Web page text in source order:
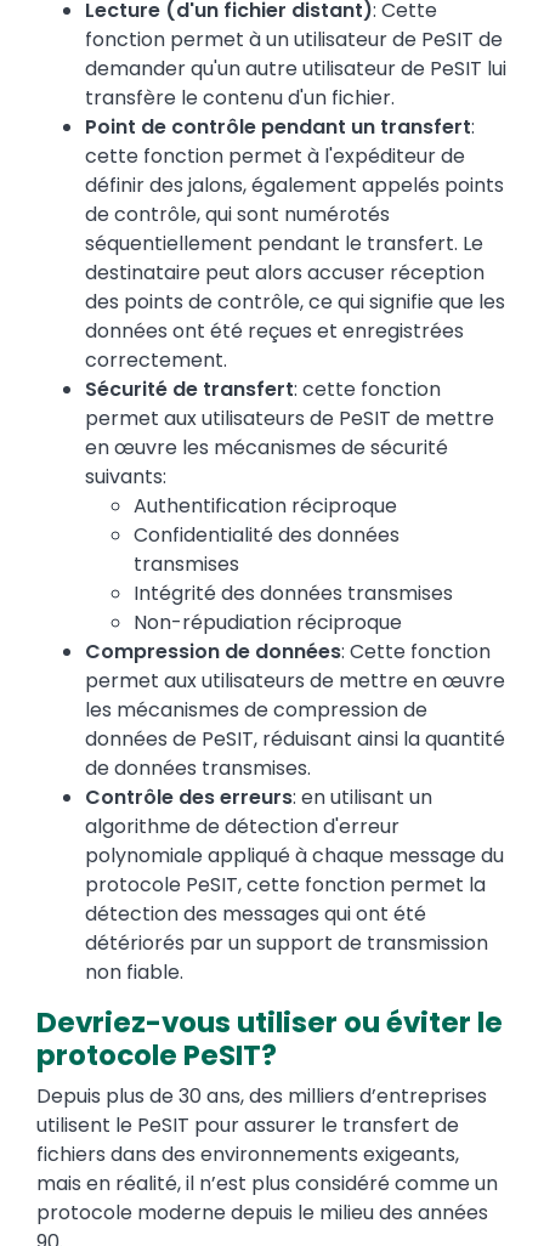
Lecture (d'un fichier distant): Cette
fonction permet à un utilisateur de PeSIT de
demander qu'un autre utilisateur de PeSIT lui
transfère le contenu d'un fichier.
Point de contrôle pendant un transfert:
cette fonction permet à l'expéditeur de
définir des jalons, également appelés points
de contrôle, qui sont numérotés
séquentiellement pendant le transfert. Le
destinataire peut alors accuser réception
des points de contrôle, ce qui signifie que les
données ont été reçues et enregistrées
correctement.
Sécurité de transfert: cette fonction
permet aux utilisateurs de PeSIT de mettre
en œuvre les mécanismes de sécurité
suivants:
Authentification réciproque
Confidentialité des données
transmises
Intégrité des données transmises
Non-répudiation réciproque
Compression de données: Cette fonction
permet aux utilisateurs de mettre en œuvre
les mécanismes de compression de
données de PeSIT, réduisant ainsi la quantité
de données transmises.
Contrôle des erreurs: en utilisant un
algorithme de détection d'erreur
polynomiale appliqué à chaque message du
protocole PeSIT, cette fonction permet la
détection des messages qui ont été
détériorés par un support de transmission
non fiable.
Devriez-vous utiliser ou éviter le
protocole PeSIT?
Depuis plus de 30 ans, des milliers d’entreprises
utilisent le PeSIT pour assurer le transfert de
fichiers dans des environnements exigeants,
mais en réalité, il n’est plus considéré comme un
protocole moderne depuis le milieu des années